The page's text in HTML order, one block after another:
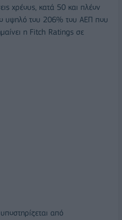
χρέους, κατά 50 και πλέον
υψηλό του 206% του ΑΕΠ που
η Fitch Ratings σε
από